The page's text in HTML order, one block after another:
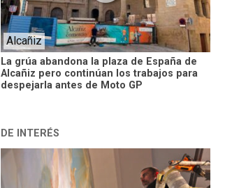
La grúa abandona la plaza de España de
Alcañiz pero continúan los trabajos para
despejarla antes de Moto GP
Alcañiz
DE INTERÉS